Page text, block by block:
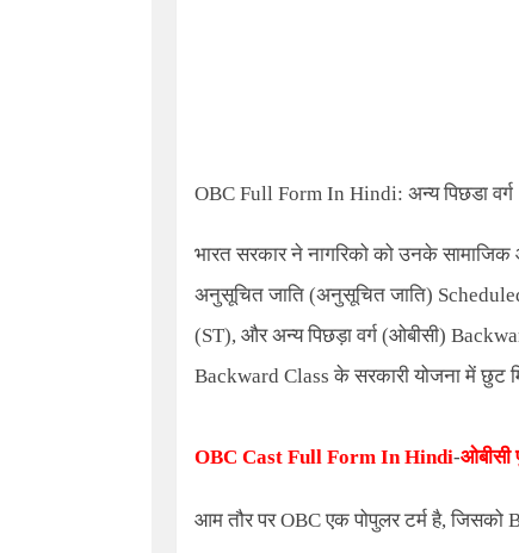
OBC Full Form In Hindi: अन्य पिछडा वर्ग
भारत सरकार ने नागरिको को उनके
अनुसूचित जाति (अनुसूचित जाति)
(ST), और अन्य पिछड़ा वर्ग (ओबीसी)
Backward Class के सरकारी योजना में छुट
OBC Cast Full Form In Hindi-ओबीसी
आम तौर परOBCएक पोपुलर टर्म है,जिसको